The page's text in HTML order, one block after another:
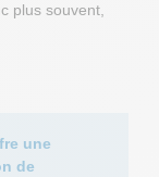
plus souvent,
une
de